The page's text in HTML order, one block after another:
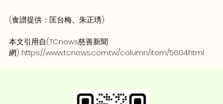
(食譜提供：匡台梅、朱正琇)
本文引用自(TCnews慈善新聞
網) https://www.tcnews.com.tw/column/item/5604.html